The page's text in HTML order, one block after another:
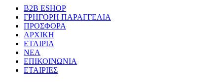
B2B ESHOP
ΓΡΗΓΟΡΗ ΠΑΡΑΓΓΕΛΙΑ
ΠΡΟΣΦΟΡΑ
ΑΡΧΙΚΗ
ΕΤΑΙΡΙΑ
ΝΕΑ
ΕΠΙΚΟΙΝΩΝΙΑ
ΕΤΑΙΡΙΕΣ